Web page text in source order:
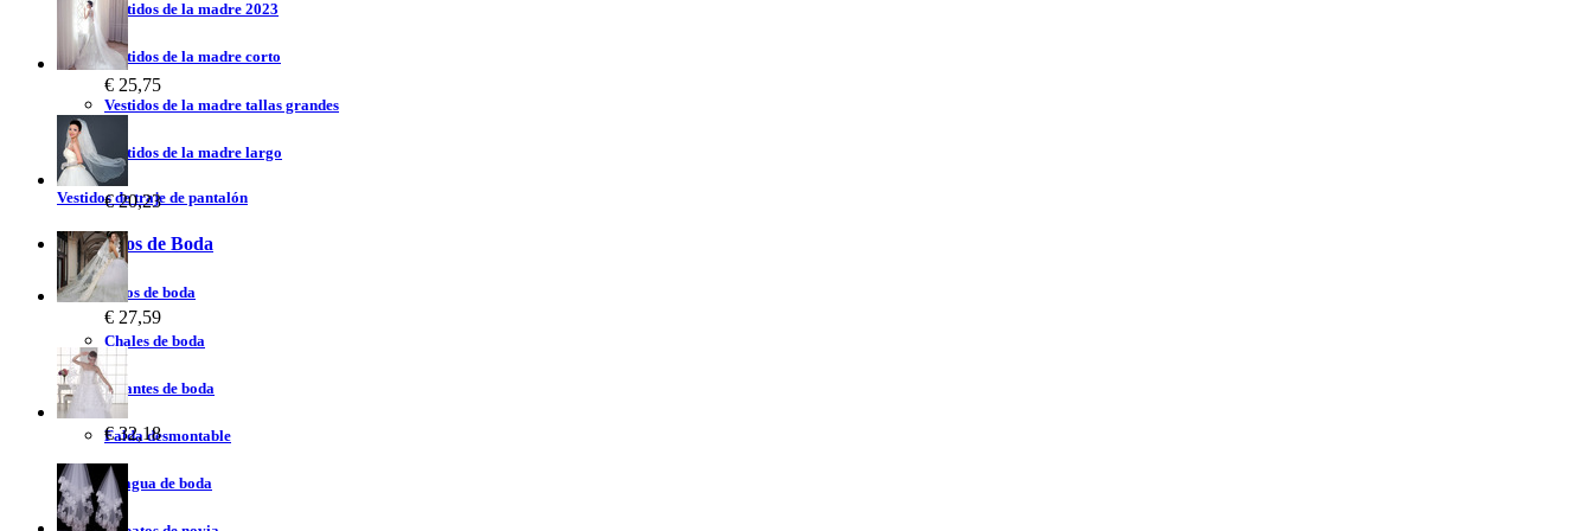
Vestidos de la madre 2023
Vestidos de la madre corto
Vestidos de la madre tallas grandes
Vestidos de la madre largo
Vestidos de traje de pantalón
Accesorios de Boda
Velos de boda
Chales de boda
Guantes de boda
Falda desmontable
Enagua de boda
€ 25,75
€ 20,23
€ 27,59
€ 32,18